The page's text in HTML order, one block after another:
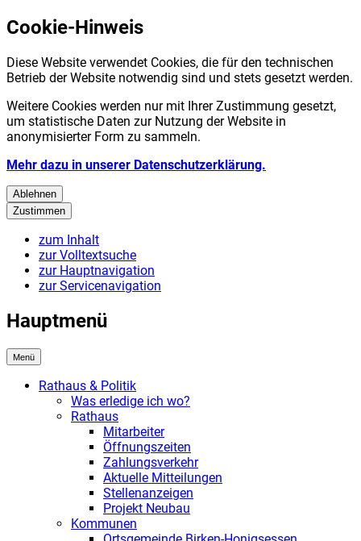
Cookie-Hinweis
Diese Website verwendet Cookies, die für den technischen
Betrieb der Website notwendig sind und stets gesetzt werden.
Weitere Cookies werden nur mit Ihrer Zustimmung gesetzt,
um statistische Daten zur Nutzung der Website in
anonymisierter Form zu sammeln.
Mehr dazu in unserer Datenschutzerklärung.
Ablehnen
Zustimmen
zum Inhalt
zur Volltextsuche
zur Hauptnavigation
zur Servicenavigation
Hauptmenü
Menü
Rathaus & Politik
Was erledige ich wo?
Rathaus
Mitarbeiter
Öffnungszeiten
Zahlungsverkehr
Aktuelle Mitteilungen
Stellenanzeigen
Projekt Neubau
Kommunen